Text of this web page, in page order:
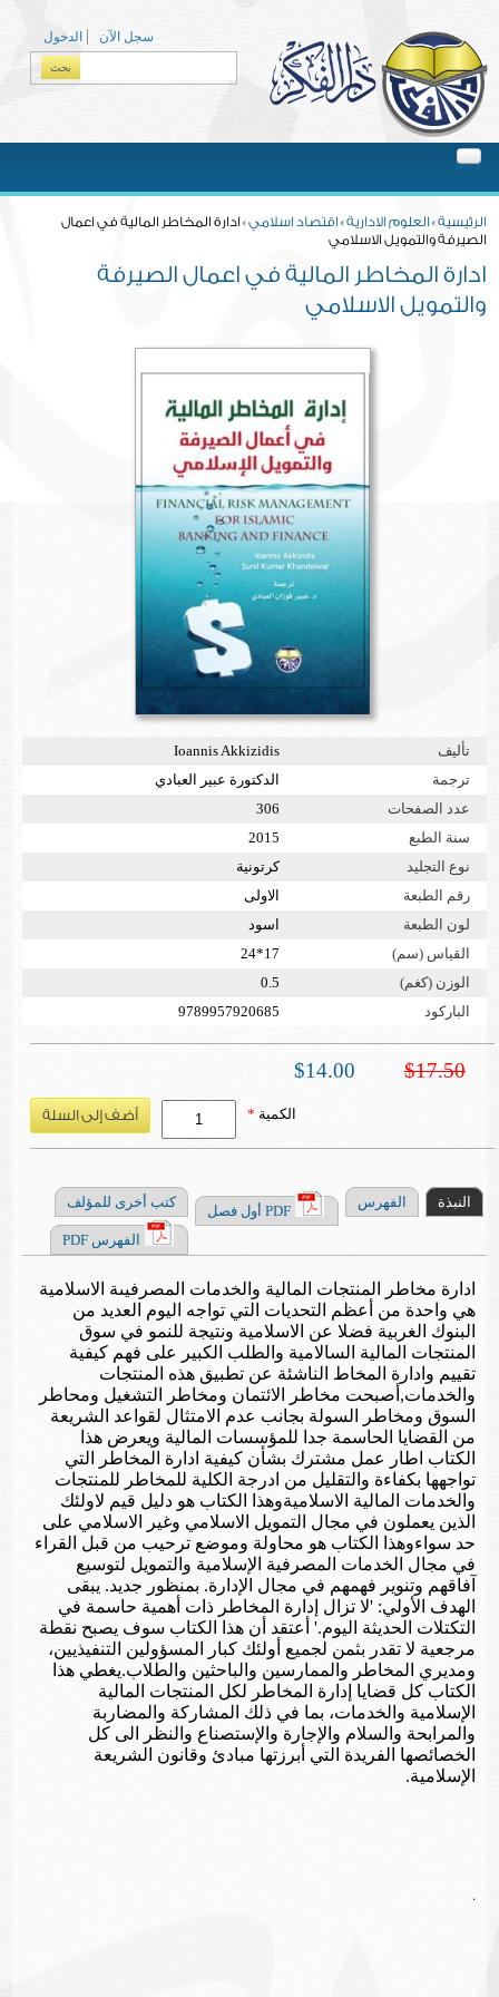
الدخول
سجل الآن
الرئيسية» العلوم الادارية» اقتصاد اسلامي» ادارة المخاطر المالية في اعمال
الصيرفة والتمويل الاسلامي
ادارة المخاطر المالية في اعمال الصيرفة
والتمويل الاسلامي
تأليف
Ioannis Akkizidis
ترجمة
الدكتورة عبير العبادي
عدد الصفحات
306
سنة الطبع
2015
نوع التجليد
كرتونية
رقم الطبعة
الاولى
لون الطبعة
اسود
القياس (سم)
17*24
الوزن (كغم)
0.5
الباركود
9789957920685
$17.50
$14.00
الكمية *
النبذة الفهرس
PDF أول فصل
كتب أخرى للمؤلف
الفهرس PDF
ادارة مخاطر المنتجات المالية والخدمات المصرفيىة الاسلامية
هي واحدة من أعظم التحديات التي تواجه اليوم العديد من
البنوك الغربية فضلا عن الاسلامية ونتيجة للنمو في سوق
المنتجات المالية السالامية والطلب الكبير على فهم كيفية
تقييم وادارة المخاط الناشئة عن تطبيق هذه المنتجات
والخدمات,أصبحت مخاطر الائتمان ومخاطر التشغيل ومحاطر
السوق ومخاطر السولة بجانب عدم الامتثال لقواعد الشريعة
من القضايا الحاسمة جدا للمؤسسات المالية ويعرض هذا
الكتاب اطار عمل مشترك بشأن كيفية ادارة المخاطر التي
تواجهها بكفاءة والتقليل من ادرجة الكلية للمخاطر للمنتجات
والخدمات المالية الاسلاميةوهذا الكتاب هو دليل قيم لاولئك
الذين يعملون في مجال التمويل الاسلامي وغير الاسلامي على
حد سواءوهذا الكتاب هو محاولة وموضع ترحيب من قبل القراء
في مجال الخدمات المصرفية الإسلامية والتمويل لتوسيع
آفاقهم وتنوير فهمهم في مجال الإدارة. بمنظور جديد. يبقى
الهدف الأولي: 'لا تزال إدارة المخاطر ذات أهمية حاسمة في
التكتلات الحديثة اليوم.' أعتقد أن هذا الكتاب سوف يصبح نقطة
مرجعية لا تقدر بثمن لجميع أولئك كبار المسؤولين التنفيذيين،
ومديري المخاطر والممارسين والباحثين والطلاب.يغطي هذا
الكتاب كل قضايا إدارة المخاطر لكل المنتجات المالية
الإسلامية والخدمات، بما في ذلك المشاركة والمضاربة
والمرابحة والسلام والإجارة والإستصناع والنظر الى كل
الخصائصها الفريدة التي أبرزتها مبادئ وقانون الشريعة
الإسلامية.
.